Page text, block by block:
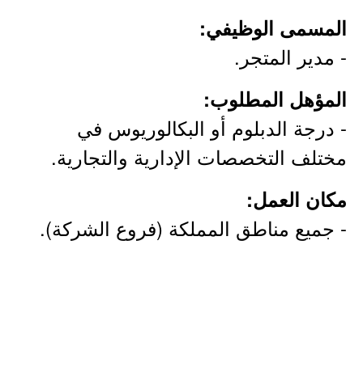
المسمى الوظيفي:
- مدير المتجر.
المؤهل المطلوب:
- درجة الدبلوم أو البكالوريوس في
مختلف التخصصات الإدارية والتجارية.
مكان العمل:
- جميع مناطق المملكة (فروع الشركة).